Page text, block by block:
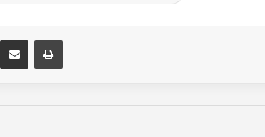
Share via Email Print